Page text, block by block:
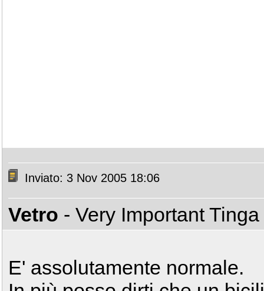
Inviato: 3 Nov 2005 18:06
Vetro - Very Important Tinga
E' assolutamente normale.